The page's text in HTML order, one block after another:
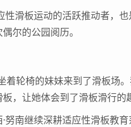
滑板运动的活跃推动者，
尔的公园阅历。
轮椅的妹妹来到了滑板场
，让她体会到了滑板滑行的
南继续深耕适应性滑板教育